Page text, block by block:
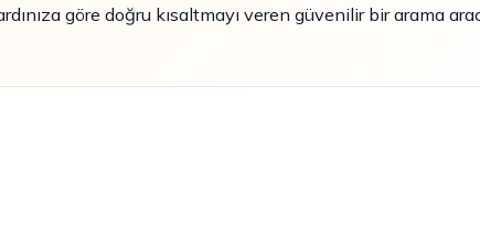
göre doğru kısaltmayı veren güvenilir bir arama